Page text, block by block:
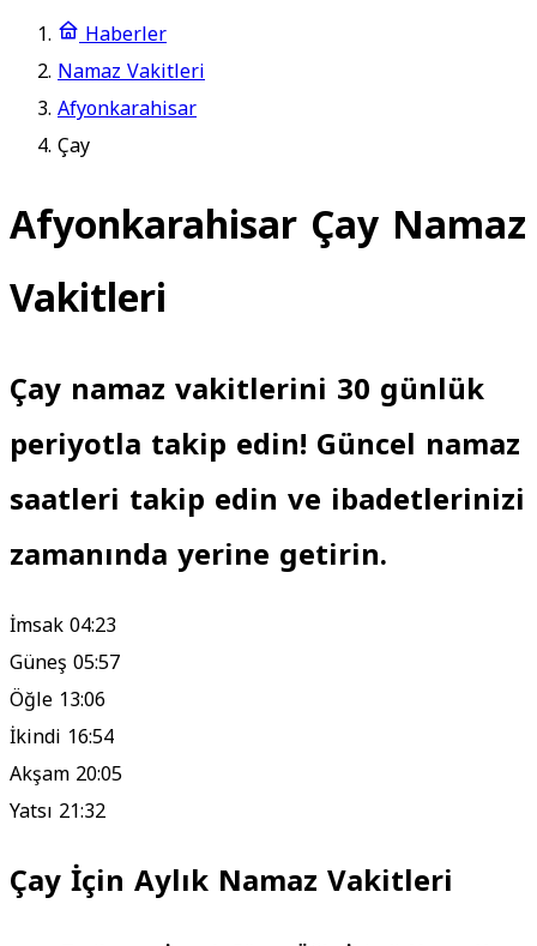
Haberler
Namaz Vakitleri
Afyonkarahisar
Çay
Afyonkarahisar Çay Namaz
Vakitleri
Çay namaz vakitlerini 30 günlük
periyotla takip edin! Güncel namaz
saatleri takip edin ve ibadetlerinizi
zamanında yerine getirin.
İmsak04:23
Güneş05:57
Öğle 13:06
İkindi 16:54
Akşam20:05
Yatsı 21:32
Çay İçin Aylık Namaz Vakitleri